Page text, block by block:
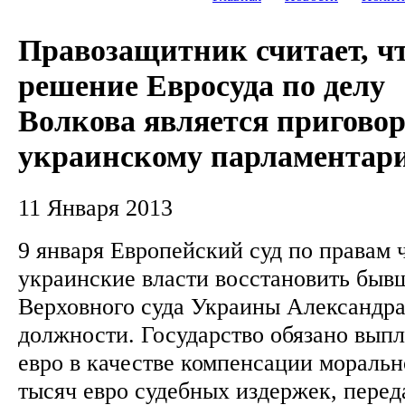
Правозащитник считает,
решение Евросуда по делу
Волкова является
украинскому
11 Января 2013
9 января Европейский суд по правам
украинские власти восстановить
Верховного суда Украины
должности. Государство обязано
евро в качестве компенсации
тысяч евро судебных издержек,